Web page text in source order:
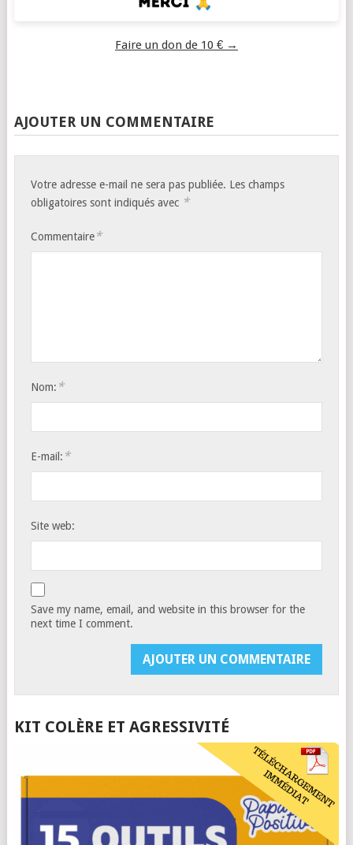
Faire un don de 10 € →
AJOUTER UN COMMENTAIRE
Votre adresse e-mail ne sera pas publiée. Les champs
obligatoires sont indiqués avec *
Commentaire*
Nom: *
E-mail: *
Site web:
Save my name, email, and website in this browser for the
next time I comment.
KIT COLÈRE ET AGRESSIVITÉ